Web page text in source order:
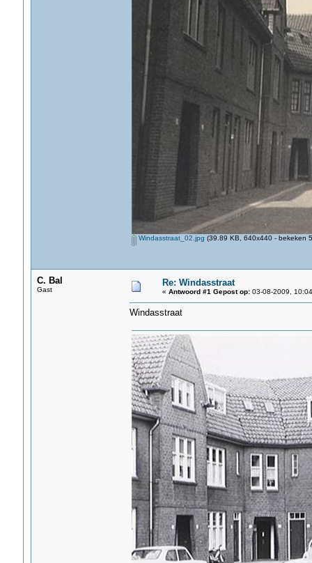
Windasstraat_02.jpg (39.89 KB, 640x440 - bekeken
C. Bal
Gast
Re: Windasstraat
« Antwoord #1 Gepost op:03-08-2009,
Windasstraat